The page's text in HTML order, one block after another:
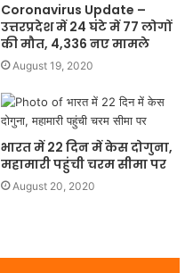
Coronavirus Update –
उत्तरप्रदेश में 24 घंटे में 77 लोगों
की मौत, 4,336 नए मामले
August 19, 2020
भारत में 22 दिन में केस दोगुना,
महामारी पहुंची चरम सीमा पर
August 20, 2020